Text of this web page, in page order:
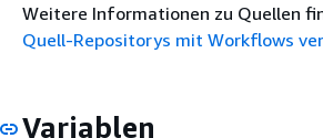
Weitere Informationen zu Quellen
Quell-Repositorys mit Workflows
Variablen